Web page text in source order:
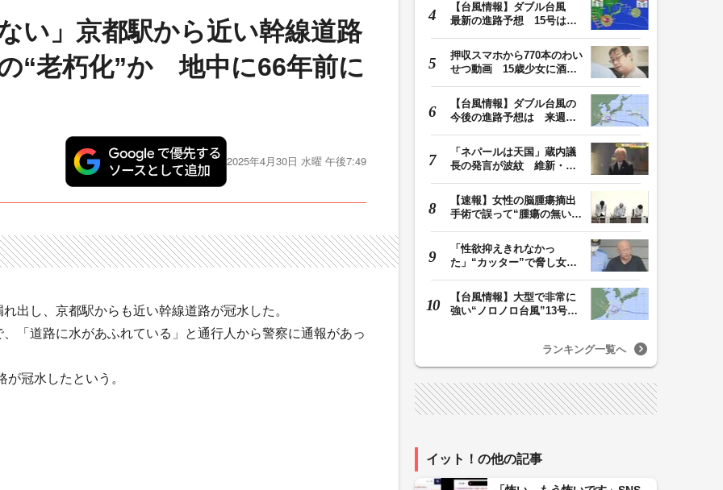
い」京都駅から近い幹線道路
“老朽化”か 地中に66年前に
2025年4月30日 水曜 午後7:49
出し、京都駅からも近い幹線道路が冠水した。
「道路に水があふれている」と通行人から警察に通報があっ
冠水したという。
【台風情報】ダブル台風
最新の進路予想 15号は北
押収スマホから770本のわい
せつ動画 15歳少女に酒と
【台風情報】ダブル台風の
今後の進路予想は 来週、
「ネパールは天国」蔵内議
長の発言が波紋 維新・吉
【速報】女性の脳腫瘍摘出
手術で誤って“腫瘍の無い部
「性欲抑えきれなかっ
た」“カッター”で脅し女子
【台風情報】大型で非常に
強い“ノロノロ台風”13号の
ランキング一覧へ
イット！の他の記事